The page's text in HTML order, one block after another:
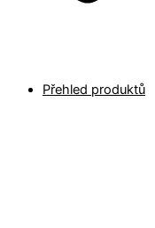
Přehled produktů